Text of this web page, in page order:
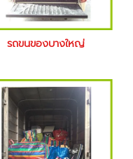
รถขนของบางใหญ่